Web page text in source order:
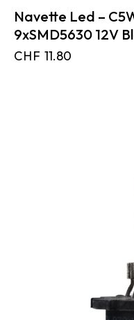
Navette Led –
9xSMD5630 12V
CHF 11.80